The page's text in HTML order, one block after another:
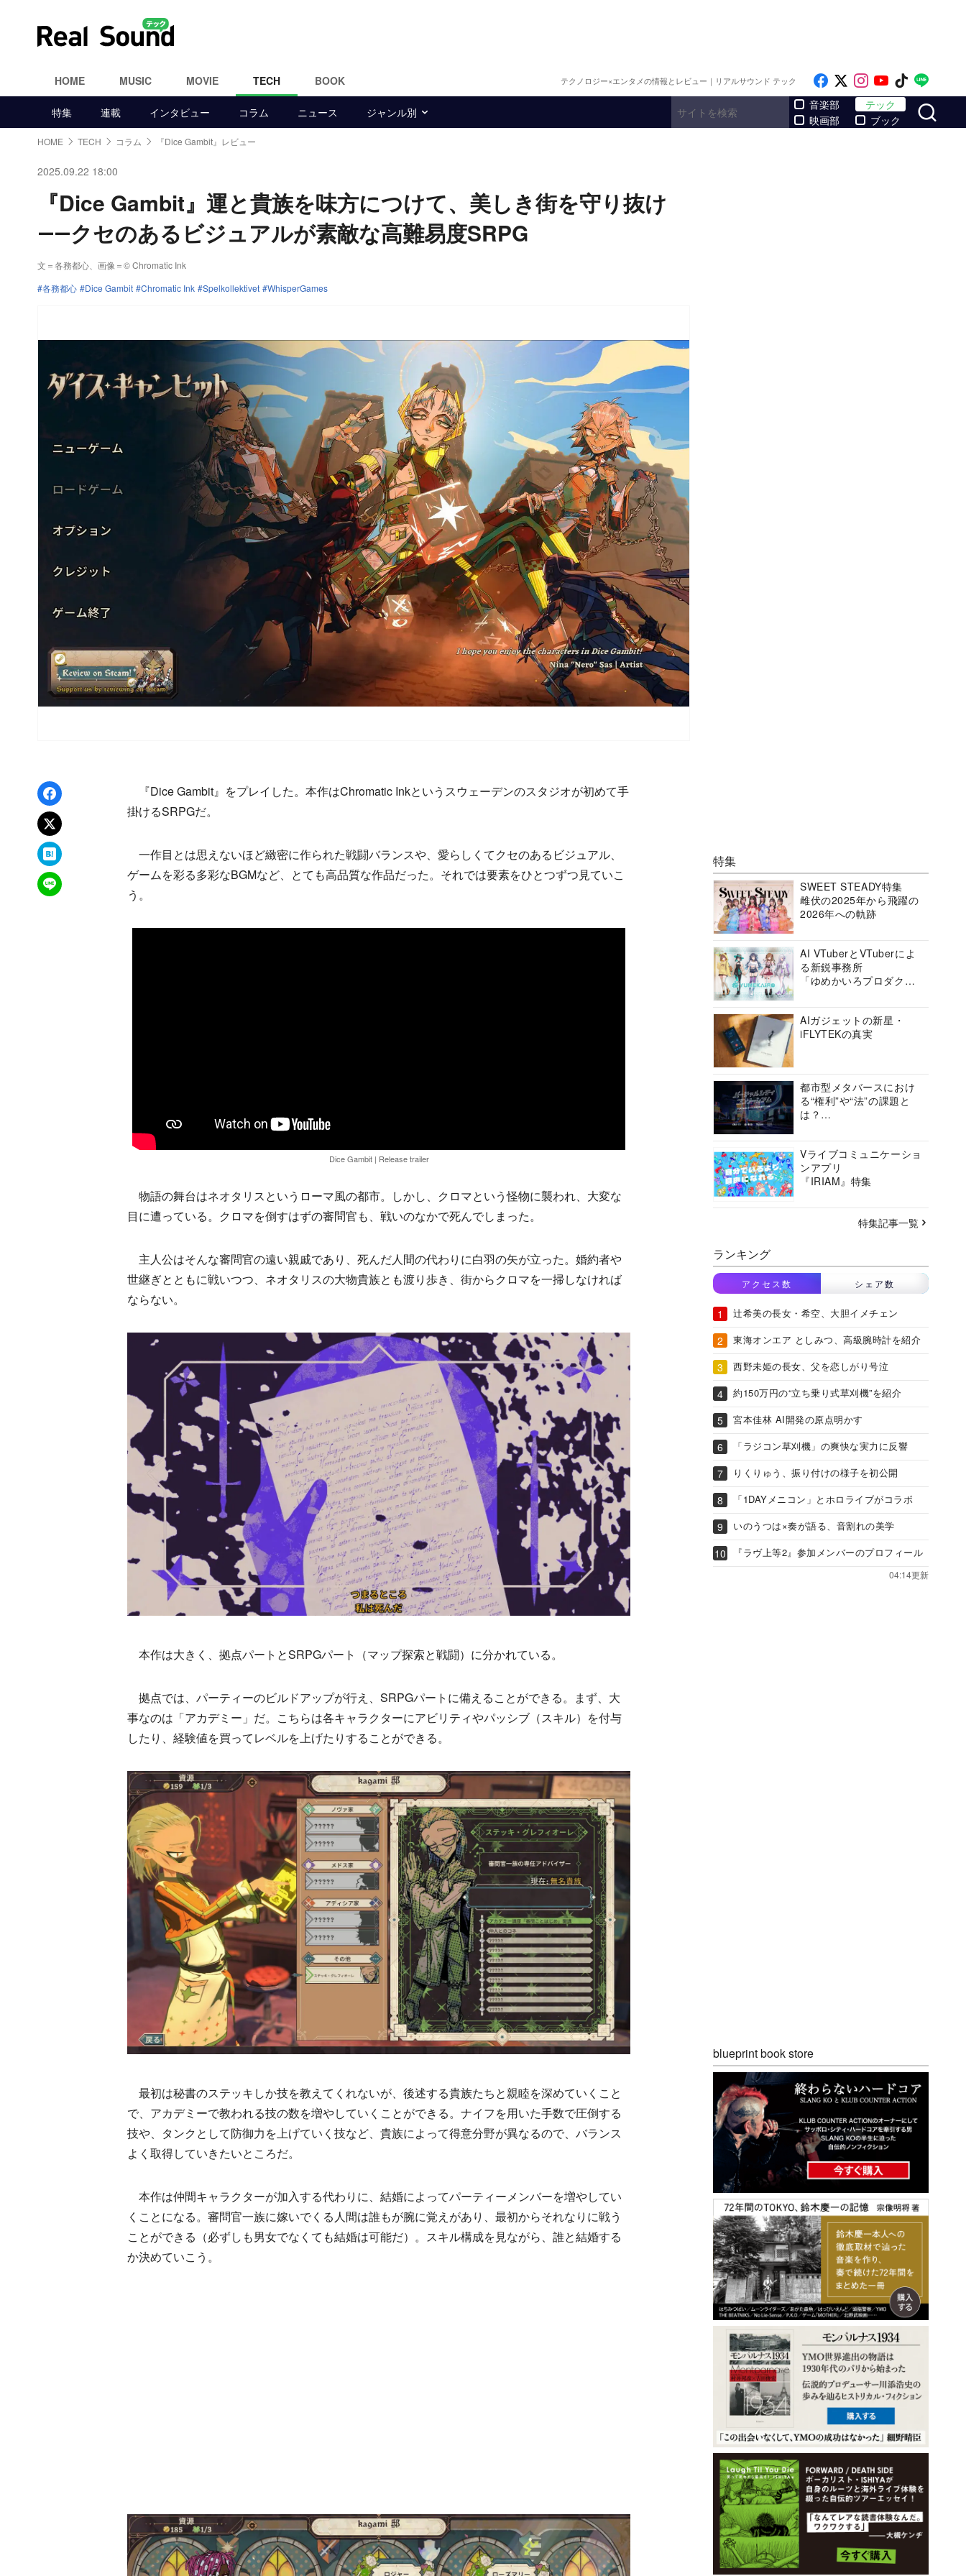
HOME MUSIC MOVIE TECH BOOK テクノロジー×エンタメの情報とレビュー｜リアルサウンド テック Like on Facebook
Follow on x
Follow on
Follow on
Follow
特集 連載 インタビュー コラム ニュース ジャンル別
音楽部
映画部
テック
ブック
HOME TECH コラム 『Dice Gambit』レビュー
2025.09.22 18:00
『Dice Gambit』運と貴族を味方につけて、美しき街を守り抜け
――クセのあるビジュアルが素敵な高難易度SRPG
文＝各務都心 、画像＝© Chromatic Ink
各務都心
Dice Gambit Chromatic Ink Spelkollektivet WhisperGames
Facebookでシェア
xでポスト
はてなブックマーク
LINEで送る
『Dice Gambit』をプレイした。本作はChromatic Inkというスウェーデンのスタジオが初めて手
掛けるSRPGだ。
一作目とは思えないほど緻密に作られた戦闘バランスや、愛らしくてクセのあるビジュアル、
ゲームを彩る多彩なBGMなど、とても高品質な作品だった。それでは要素をひとつずつ見ていこ
う。
Dice Gambit | Release trailer
物語の舞台はネオタリスというローマ風の都市。しかし、クロマという怪物に襲われ、大変な
目に遭っている。クロマを倒すはずの審問官も、戦いのなかで死んでしまった。
主人公はそんな審問官の遠い親戚であり、死んだ人間の代わりに白羽の矢が立った。婚約者や
世継ぎとともに戦いつつ、ネオタリスの大物貴族とも渡り歩き、街からクロマを一掃しなければ
ならない。
本作は大きく、拠点パートとSRPGパート（マップ探索と戦闘）に分かれている。
拠点では、パーティーのビルドアップが行え、SRPGパートに備えることができる。まず、大
事なのは「アカデミー」だ。こちらは各キャラクターにアビリティやパッシブ（スキル）を付与
したり、経験値を買ってレベルを上げたりすることができる。
最初は秘書のステッキしか技を教えてくれないが、後述する貴族たちと親睦を深めていくこと
で、アカデミーで教われる技の数を増やしていくことができる。ナイフを用いた手数で圧倒する
技や、タンクとして防御力を上げていく技など、貴族によって得意分野が異なるので、バランス
よく取得していきたいところだ。
本作は仲間キャラクターが加入する代わりに、結婚によってパーティーメンバーを増やしてい
くことになる。審問官一族に嫁いでくる人間は誰もが腕に覚えがあり、最初からそれなりに戦う
ことができる（必ずしも男女でなくても結婚は可能だ）。スキル構成を見ながら、誰と結婚する
か決めていこう。
特集
SWEET STEADY特集
雌伏の2025年から飛躍の
2026年への軌跡
AI VTuberとVTuberによ
る新鋭事務所
「ゆめかいろプロダクシ
AIガジェットの新星・
iFLYTEKの真実
都市型メタバースにおけ
る“権利”や“法”の課題と
は？
ーシアムの挑戦に迫る
Vライブコミュニケーショ
ンアプリ
『IRIAM』特集
特集記事一覧
ランキング
アクセス数 シェア数
辻希美の長女・希空、大胆イメチェン
東海オンエア としみつ、高級腕時計を紹介
西野未姫の長女、父を恋しがり号泣
約150万円の“立ち乗り式草刈機”を紹介
宮本佳林 AI開発の原点明かす
「ラジコン草刈機」の爽快な実力に反響
りくりゅう、振り付けの様子を初公開
「1DAYメニコン」とホロライブがコラボ
いのうつは×奏が語る、音割れの美学
『ラヴ上等2』参加メンバーのプロフィール
04:14更新
blueprint book store